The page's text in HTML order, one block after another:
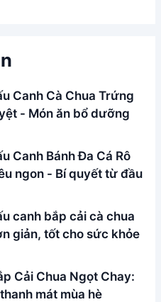
Canh Cà Chua Trứng
- Món ăn bổ dưỡng
Canh Bánh Đa Cá Rô
ngon - Bí quyết từ đầu
canh bắp cải cà chua
giản, tốt cho sức khỏe
Cải Chua Ngọt Chay:
mát mùa hè